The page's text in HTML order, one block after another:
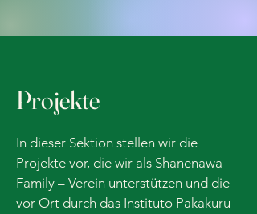
Projekte
In dieser Sektion stellen wir die
Projekte vor, die wir als Shanenawa
Family – Verein unterstützen und die
vor Ort durch das Instituto Pakakuru